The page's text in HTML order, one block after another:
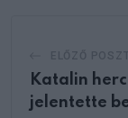
Katalin
jelentette